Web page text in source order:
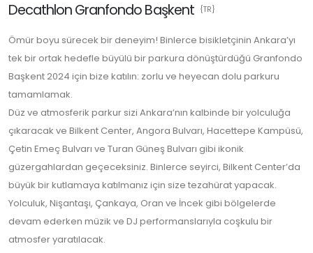
Decathlon Granfondo Başkent {TR}
Ömür boyu sürecek bir deneyim! Binlerce bisikletçinin Ankara’yı
tek bir ortak hedefle büyülü bir parkura dönüştürdüğü Granfondo
Başkent 2024 için bize katılın: zorlu ve heyecan dolu parkuru
tamamlamak.
Düz ve atmosferik parkur sizi Ankara’nın kalbinde bir yolculuğa
çıkaracak ve Bilkent Center, Angora Bulvarı, Hacettepe Kampüsü,
Çetin Emeç Bulvarı ve Turan Güneş Bulvarı gibi ikonik
güzergahlardan geçeceksiniz. Binlerce seyirci, Bilkent Center’da
büyük bir kutlamaya katılmanız için size tezahürat yapacak.
Yolculuk, Nişantaşı, Çankaya, Oran ve İncek gibi bölgelerde
devam ederken müzik ve DJ performanslarıyla coşkulu bir
atmosfer yaratılacak.